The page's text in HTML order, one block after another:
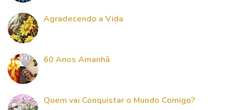
Agradecendo a Vida
60 Anos Amanhã
Quem vai Conquistar o Mundo Comigo?